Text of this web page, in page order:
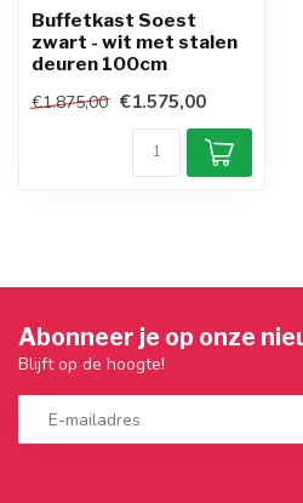
Buffetkast Soest
zwart - wit met stalen
deuren 100cm
€1.875,00 €1.575,00
Abonneer je op onze
Blijft op de hoogte!